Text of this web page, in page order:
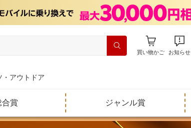
買い物かご お知らせ
・アウトドア
合賞 ジャンル賞